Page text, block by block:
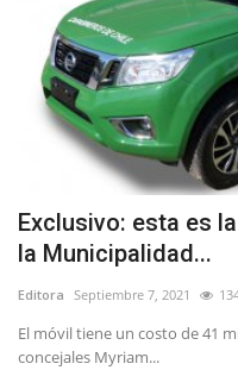
Exclusivo: esta es
la Municipalidad...
Editora Septiembre 7, 2021
El móvil tiene un costo de 41
concejales Myriam...